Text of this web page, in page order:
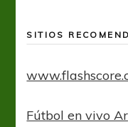
SITIOS
Fútbol en vivo